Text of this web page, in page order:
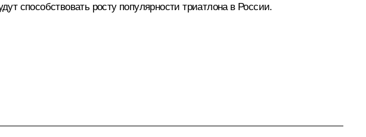
способствовать росту популярности триатлона в России.